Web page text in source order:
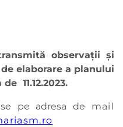
observaţii şi
elaborare a planului
11.12.2023.
pe adresa de mail